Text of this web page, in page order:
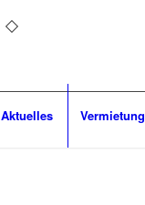
Aktuelles Vermietung